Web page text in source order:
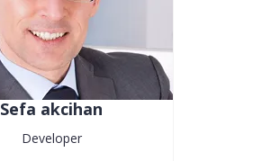
Sefa akcihan
Developer